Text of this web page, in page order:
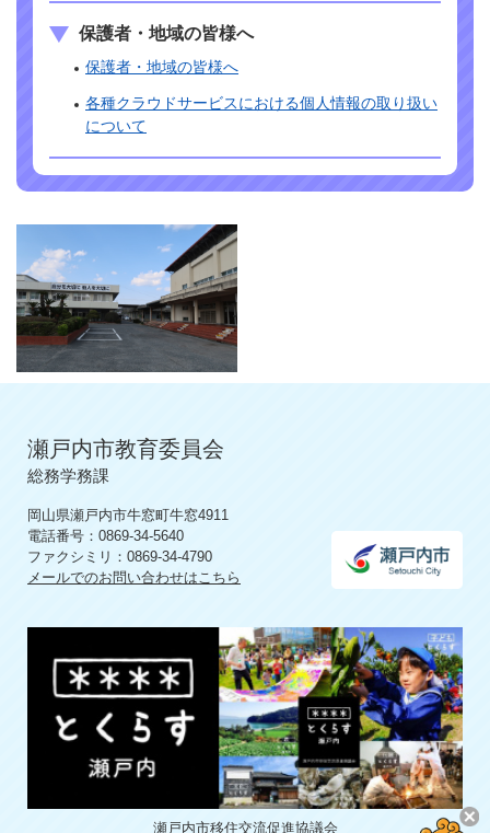
保護者・地域の皆様へ
保護者・地域の皆様へ
各種クラウドサービスにおける個人情報の取り扱い
について
瀬戸内市教育委員会
総務学務課
岡山県瀬戸内市牛窓町牛窓4911
電話番号：0869-34-5640
ファクシミリ：0869-34-4790
メールでのお問い合わせはこちら
瀬戸内市移住交流促進協議会